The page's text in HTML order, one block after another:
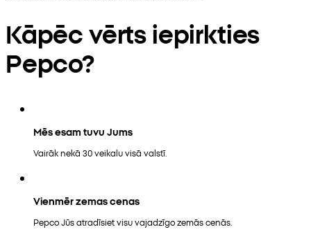
Kāpēc vērts iepirkties
Pepco?
Mēs esam tuvu Jums
Vairāk nekā 30 veikalu visā valstī.
Vienmēr zemas cenas
Pepco Jūs atradīsiet visu vajadzīgo zemās cenās.